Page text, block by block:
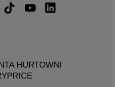
HURTOWNI